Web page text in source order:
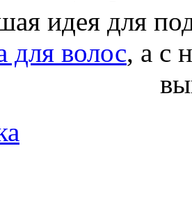
идея для
для волос, а с